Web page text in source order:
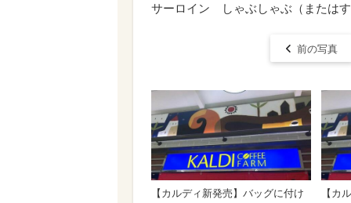
サーロイン しゃぶしゃぶ（または
前の写真